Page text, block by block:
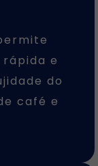
e
do
café e